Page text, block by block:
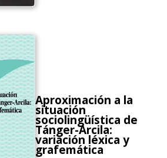
Aproximación a la
situación
sociolingüística de
Tánger-Arcila:
variación léxica y
grafemática